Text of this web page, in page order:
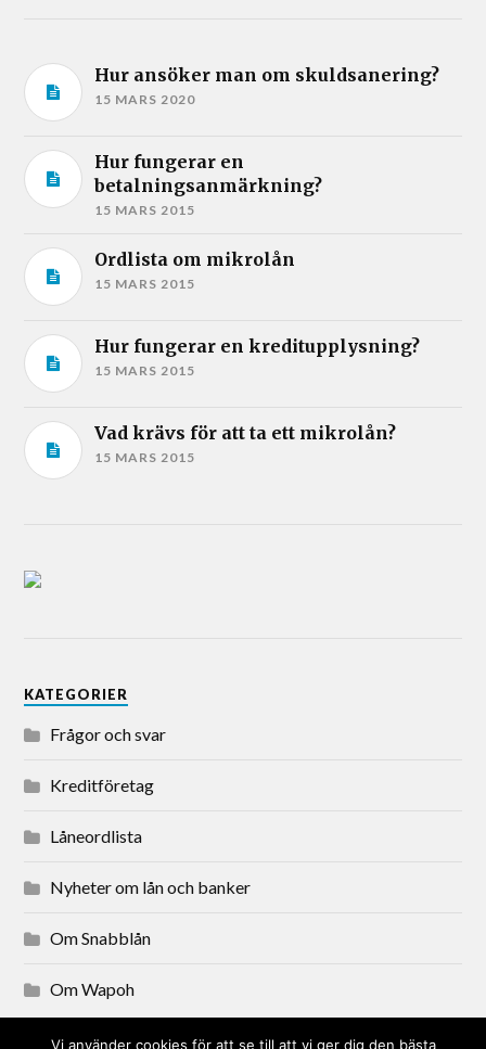
Hur ansöker man om skuldsanering?
15 MARS 2020
Hur fungerar en
betalningsanmärkning?
15 MARS 2015
Ordlista om mikrolån
15 MARS 2015
Hur fungerar en kreditupplysning?
15 MARS 2015
Vad krävs för att ta ett mikrolån?
15 MARS 2015
KATEGORIER
Frågor och svar
Kreditföretag
Låneordlista
Nyheter om lån och banker
Om Snabblån
Om Wapoh
Vi använder cookies för att se till att vi ger dig den bästa